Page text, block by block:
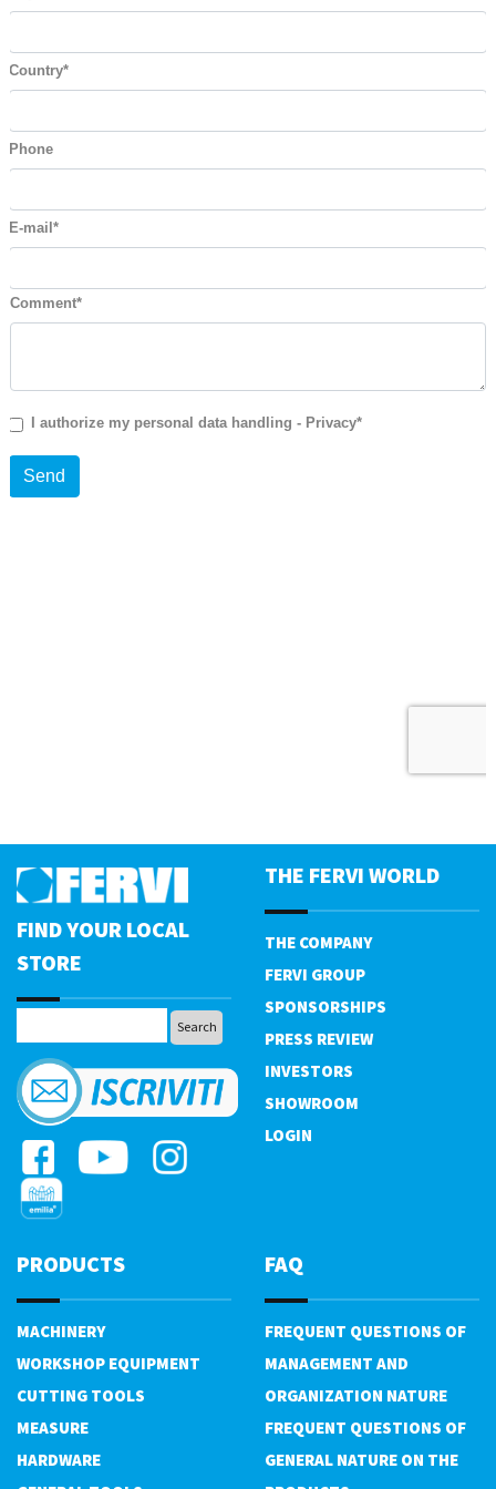
FIND YOUR LOCAL
STORE
THE FERVI WORLD
THE COMPANY
FERVI GROUP
SPONSORSHIPS
PRESS REVIEW
INVESTORS
SHOWROOM
LOGIN
PRODUCTS
MACHINERY
WORKSHOP EQUIPMENT
CUTTING TOOLS
MEASURE
HARDWARE
FAQ
FREQUENT QUESTIONS OF
MANAGEMENT AND
ORGANIZATION NATURE
FREQUENT QUESTIONS OF
GENERAL NATURE ON THE